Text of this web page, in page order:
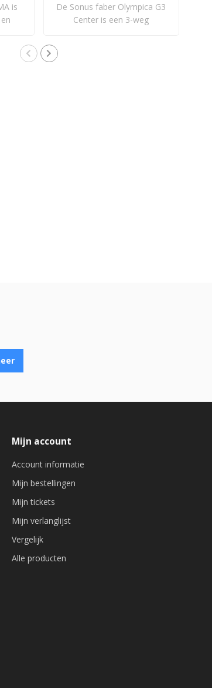
is
De Sonus faber Olympica G3
Center is een 3-weg
Mijn account
Account informatie
Mijn bestellingen
Mijn tickets
Mijn verlanglijst
Vergelijk
Alle producten